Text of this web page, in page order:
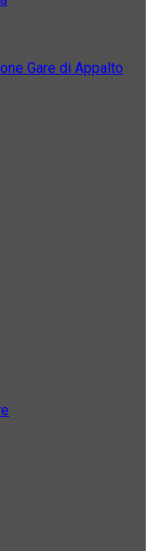
Gare di Appalto